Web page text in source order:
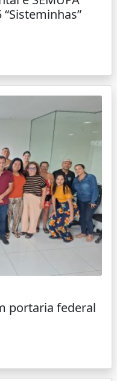
portaria federal